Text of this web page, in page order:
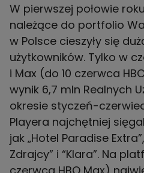
W pierwszej połowie
należące do portfolio
w Polsce cieszyły się
użytkowników. Tylko w
i Max (do 10 czerwca
wynik 6,7 mln Realnych
okresie styczeń-
Playera najchętniej
jak „Hotel Paradise
Zdrajcy” i “Klara”. Na